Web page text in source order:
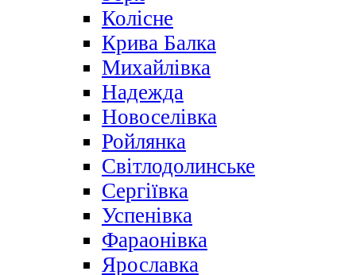
Колісне
Крива Балка
Михайлівка
Надежда
Новоселівка
Ройлянка
Світлодолинське
Сергіївка
Успенівка
Фараонівка
Ярославка